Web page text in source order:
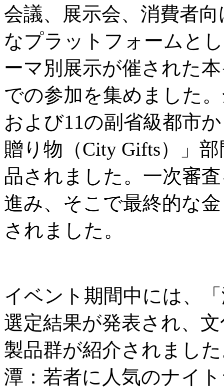
会議、展示会、消費者
なプラットフォームと
ーマ別展示が催された
での参加を集めました
および11の副省級都市
贈り物（City Gifts）」
品されました。一次審
進み、そこで最終的な
されました。
イベント期間中には、
選定結果が発表され、
製品群が紹介されまし
潭：若者に人気のナイ